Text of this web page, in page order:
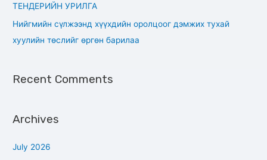
ТЕНДЕРИЙН УРИЛГА
Нийгмийн сүлжээнд хүүхдийн оролцоог дэмжих тухай
хуулийн төслийг өргөн барилаа
Recent Comments
Archives
July 2026